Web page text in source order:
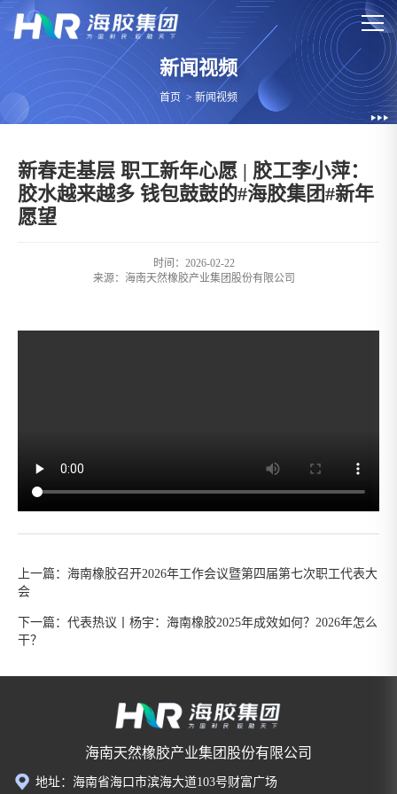
新闻视频
首页 > 新闻视频
新春走基层 职工新年心愿 | 胶工李小萍：
胶水越来越多 钱包鼓鼓的#海胶集团#新年
愿望
时间：2026-02-22
来源： 海南天然橡胶产业集团股份有限公司
上一篇： 海南橡胶召开2026年工作会议暨第四届第七次职工代表大
会
下一篇： 代表热议丨杨宇：海南橡胶2025年成效如何？2026年怎么
干？
海南天然橡胶产业集团股份有限公司
地址：海南省海口市滨海大道103号财富广场